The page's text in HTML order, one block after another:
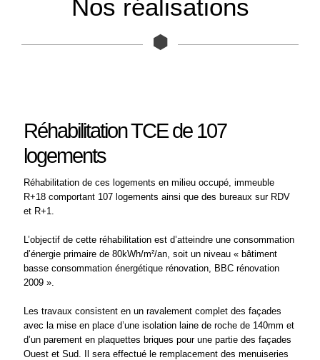
Nos réalisations
Réhabilitation TCE de 107
logements
Réhabilitation de ces logements en milieu occupé, immeuble
R+18 comportant 107 logements ainsi que des bureaux sur RDV
et R+1.
L’objectif de cette réhabilitation est d’atteindre une consommation
d’énergie primaire de 80kWh/m²/an, soit un niveau « bâtiment
basse consommation énergétique rénovation, BBC rénovation
2009 ».
Les travaux consistent en un ravalement complet des façades
avec la mise en place d’une isolation laine de roche de 140mm et
d’un parement en plaquettes briques pour une partie des façades
Ouest et Sud. Il sera effectué le remplacement des menuiseries